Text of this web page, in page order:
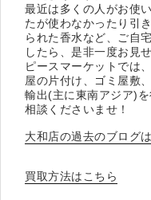
最近は多くの人がお使
たが使わなかったり引
られた香水など、ご自
したら、是非一度お見
ピースマーケットでは
屋の片付け、ゴミ屋敷
輸出(主に東南アジア)
相談くださいませ！
大和店の過去のブログ
買取方法はこちら